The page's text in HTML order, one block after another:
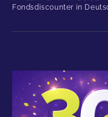
Fondsdiscounter in